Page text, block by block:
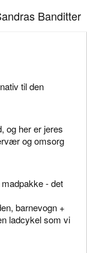
Banditter
til den
og her er jeres
og omsorg
- det
barnevogn +
ladcykel som vi